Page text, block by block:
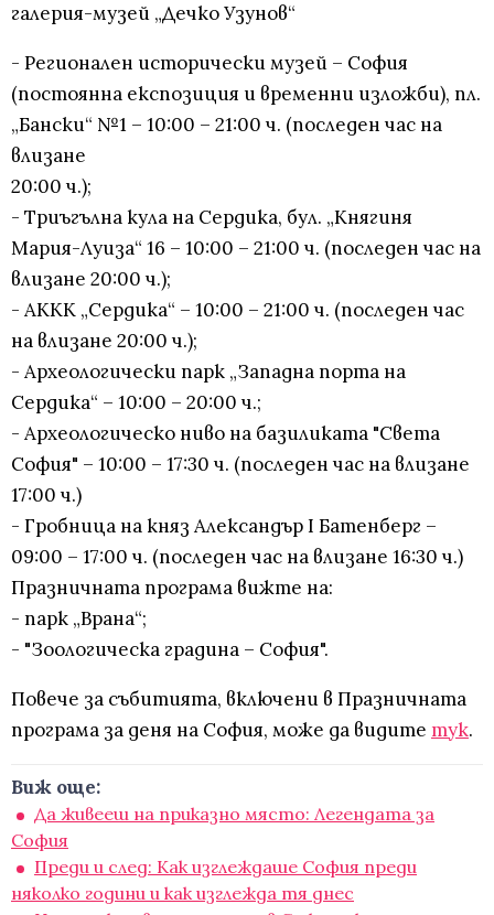
галерия-музей „Дечко Узунов“
- Регионален исторически музей – София
(постоянна експозиция и временни изложби), пл.
„Бански“ №1 – 10:00 – 21:00 ч. (последен час на
влизане
20:00 ч.);
- Триъгълна кула на Сердика, бул. „Княгиня
Мария-Луиза“ 16 – 10:00 – 21:00 ч. (последен час на
влизане 20:00 ч.);
- АККК „Сердика“ – 10:00 – 21:00 ч. (последен час
на влизане 20:00 ч.);
- Археологически парк „Западна порта на
Сердика“ – 10:00 – 20:00 ч.;
- Археологическо ниво на базиликата "Света
София" – 10:00 – 17:30 ч. (последен час на влизане
17:00 ч.)
- Гробница на княз Александър I Батенберг –
09:00 – 17:00 ч. (последен час на влизане 16:30 ч.)
Празничната програма вижте на:
- парк „Врана“;
- "Зоологическа градина – София".
Повече за събитията, включени в Празничната
програма за деня на София, може да видите тук.
Виж още:
Да живееш на приказно място: Легендата за
София
Преди и след: Как изглеждаше София преди
няколко години и как изглежда тя днес